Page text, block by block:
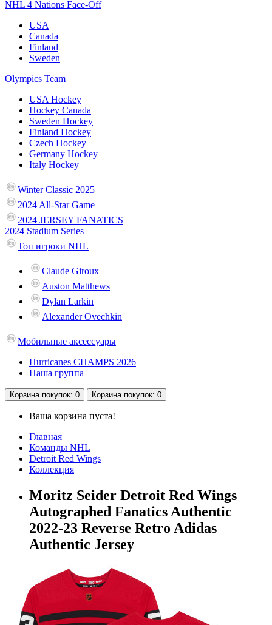
NHL 4 Nations Face-Off
USA
Canada
Finland
Sweden
Olympics Team
USA Hockey
Hockey Canada
Sweden Hockey
Finland Hockey
Czech Hockey
Germany Hockey
Italy Hockey
Winter Classic 2025
2024 All-Star Game
2024 JERSEY FANATICS
2024 Stadium Series
Топ игроки NHL
Claude Giroux
Auston Matthews
Dylan Larkin
Alexander Ovechkin
Мобильные аксессуары
Hurricanes CHAMPS 2026
Наша группа
Корзина покупок: 0 Корзина покупок: 0
Ваша корзина пуста!
Главная
Команды NHL
Detroit Red Wings
Коллекция
Moritz Seider Detroit Red Wings
Autographed Fanatics Authentic
2022-23 Reverse Retro Adidas
Authentic Jersey